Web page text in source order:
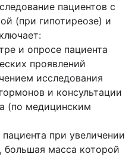
пациентов с
(при гипотиреозе) и
и опросе пациента
проявлений
исследования
и консультации
(по медицинским
при увеличении
масса которой